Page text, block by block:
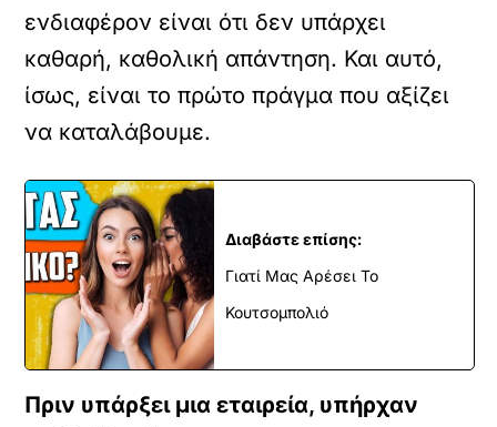
ενδιαφέρον είναι ότι δεν υπάρχει
καθαρή, καθολική απάντηση. Και αυτό,
ίσως, είναι το πρώτο πράγμα που αξίζει
να καταλάβουμε.
Διαβάστε επίσης:
Γιατί Μας Αρέσει Το
Κουτσομπολιό
Πριν υπάρξει μια εταιρεία, υπήρχαν